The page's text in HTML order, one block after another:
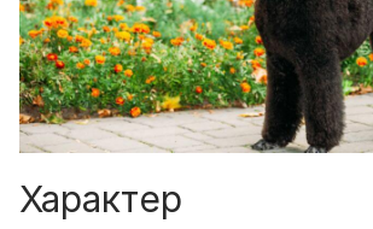
Характер